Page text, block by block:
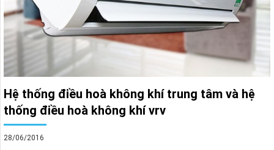
Hệ thống điều hoà không khí trung tâm và hệ
thống điều hoà không khí vrv
28/06/2016